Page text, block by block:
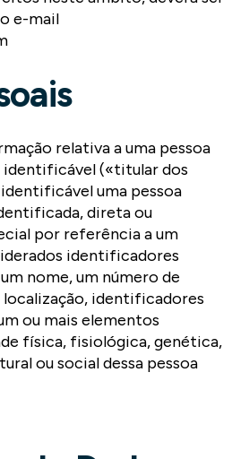
e-mail
relativa a uma pessoa
(«titular dos
uma pessoa
direta ou
por referência a um
identificadores
nome, um número de
identificadores
ou mais elementos
física, fisiológica, genética,
ou social dessa pessoa